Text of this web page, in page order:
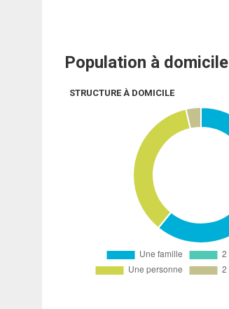
Population à domicile
STRUCTURE À DOMICILE